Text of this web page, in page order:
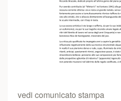
vedi comunicato stampa